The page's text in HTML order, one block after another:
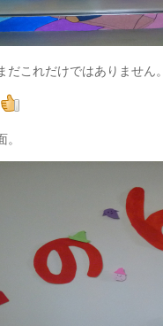
だこれだけではありません。
。